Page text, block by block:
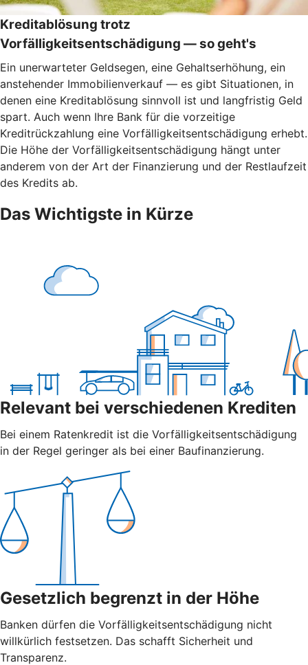
Kreditablösung trotz
Vorfälligkeitsentschädigung — so geht's
Ein unerwarteter Geldsegen, eine Gehaltserhöhung, ein
anstehender Immobilienverkauf — es gibt Situationen, in
denen eine Kreditablösung sinnvoll ist und langfristig Geld
spart. Auch wenn Ihre Bank für die vorzeitige
Kreditrückzahlung eine Vorfälligkeitsentschädigung erhebt.
Die Höhe der Vorfälligkeitsentschädigung hängt unter
anderem von der Art der Finanzierung und der Restlaufzeit
des Kredits ab.
Das Wichtigste in Kürze
Relevant bei verschiedenen Krediten
Bei einem Ratenkredit ist die Vorfälligkeitsentschädigung
in der Regel geringer als bei einer Baufinanzierung.
Gesetzlich begrenzt in der Höhe
Banken dürfen die Vorfälligkeitsentschädigung nicht
willkürlich festsetzen. Das schafft Sicherheit und
Transparenz.